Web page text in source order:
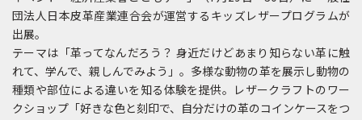
団法人日本皮革産業連合会が運営するキッズレザープログラムが
出展。
テーマは「革ってなんだろう？ 身近だけどあまり知らない革に触
れて、学んで、親しんでみよう」。多様な動物の革を展示し動物の
種類や部位による違いを知る体験を提供。レザークラフトのワー
クショップ「好きな色と刻印で、自分だけの革のコインケースをつ